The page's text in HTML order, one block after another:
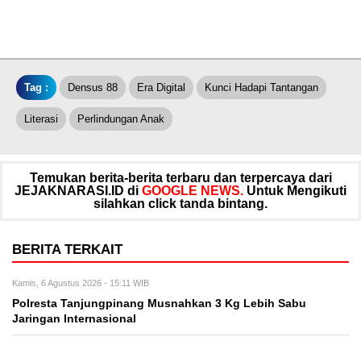
Tag : Densus 88 Era Digital Kunci Hadapi Tantangan
Literasi Perlindungan Anak
Temukan berita-berita terbaru dan terpercaya dari
JEJAKNARASI.ID di GOOGLE NEWS. Untuk Mengikuti
silahkan click tanda bintang.
BERITA TERKAIT
Kamis, 6 Agustus 2026 - 15:11 WIB
Polresta Tanjungpinang Musnahkan 3 Kg Lebih Sabu
Jaringan Internasional